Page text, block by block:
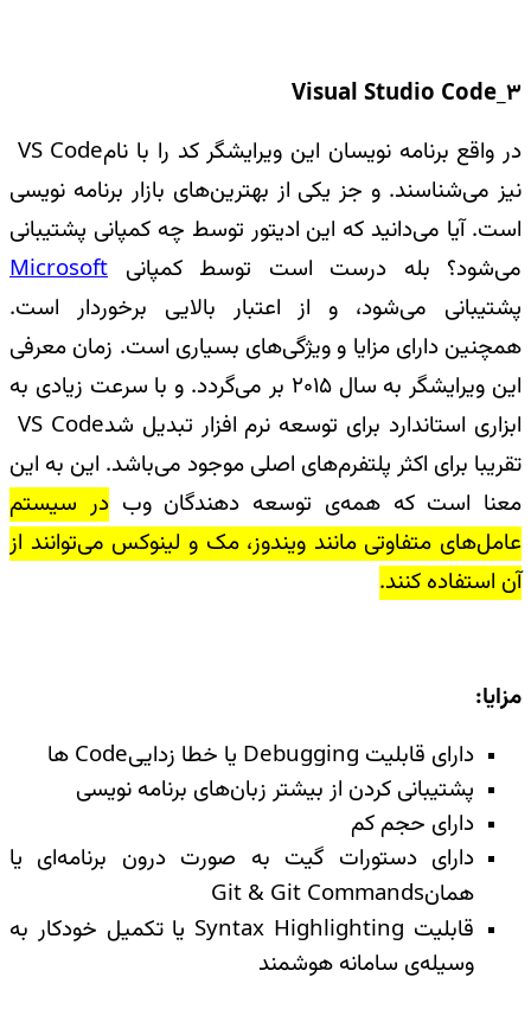
Visual Studio Code_3
در واقع برنامه نویسان این ویرایشگر کد را با نامVS Code
نیز می‌شناسند. و جز‌ یکی از بهترین‌های بازار برنامه نویسی
است. آیا می‌دانید که این ادیتور توسط چه کمپانی پشتیبانی
می‌شود؟ بله درست است توسط کمپانی Microsoft
پشتیبانی می‌شود، و از اعتبار بالایی برخوردار است.
همچنین دارای مزایا و ویژگی‌های بسیاری است. زمان معرفی
این ویرایشگر به سال 2015 بر می‌گردد. و با سرعت زیادی به
ابزاری استاندارد برای توسعه نرم افزار تبدیل شدVS Code
تقریبا برای اکثر پلتفرم‌های اصلی موجود می‌باشد. این به این
معنا است که همه‌ی توسعه دهندگان وبدر سیستم
عامل‌های متفاوتی مانند ویندوز، مک و لینوکس می‌توانند از
آن استفاده کنند.
مزایا:
دارای قابلیت Debugging یا خطا زداییCode ها
پشتیبانی کردن از بیشتر زبان‌های برنامه نویسی
دارای حجم کم
دارای دستورات گیت به صورت درون برنامه‌ای یا
همانGit & Git Commands
قابلیت Syntax Highlighting یا تکمیل خودکار به
وسیله‌ی سامانه هوشمند